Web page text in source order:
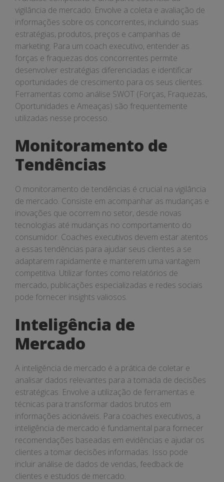
vigilância de mercado. Envolve a coleta e avaliação de
informações sobre os concorrentes, incluindo suas
estratégias, produtos, preços e campanhas de
marketing. Para um coach executivo, entender as
forças e fraquezas dos concorrentes permite
desenvolver estratégias diferenciadas e identificar
oportunidades de crescimento para os seus clientes.
Ferramentas como análise SWOT (Forças, Fraquezas,
Oportunidades e Ameaças) são frequentemente
utilizadas nesse processo.
Monitoramento de
Tendências
O monitoramento de tendências é crucial na vigilância
de mercado. Consiste em acompanhar as mudanças e
inovações que ocorrem no setor, desde novas
tecnologias até mudanças no comportamento do
consumidor. Coaches executivos devem estar atentos
a essas tendências para ajudar seus clientes a se
adaptarem rapidamente e manterem uma vantagem
competitiva. Utilizar fontes como relatórios de
mercado, publicações especializadas e redes sociais
pode fornecer insights valiosos.
Inteligência de
Mercado
A inteligência de mercado é a prática de coletar e
analisar dados relevantes para a tomada de decisões
estratégicas. Envolve a utilização de ferramentas e
técnicas para transformar dados brutos em
informações acionáveis. Para coaches executivos, a
inteligência de mercado é fundamental para fornecer
recomendações baseadas em evidências e ajudar os
clientes a tomar decisões informadas. Isso pode
incluir análise de dados de vendas, feedback de
clientes e estudos de mercado.